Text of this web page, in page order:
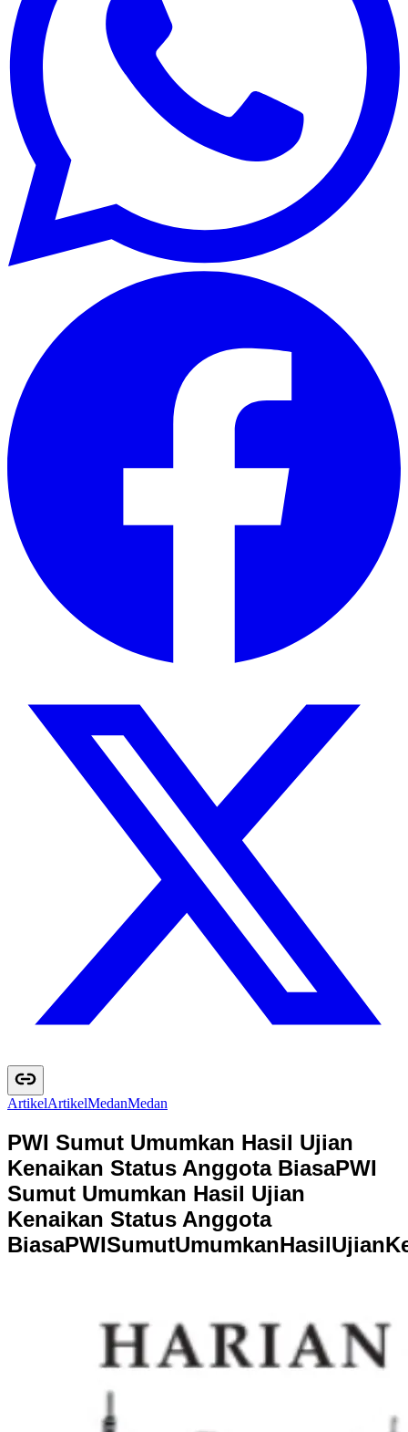
ArtikelArtikelMedanMedan
PWI Sumut Umumkan Hasil Ujian
Kenaikan Status Anggota BiasaPWI
Sumut Umumkan Hasil Ujian
Kenaikan Status Anggota
BiasaPWISumutUmumkanHasilUjianK